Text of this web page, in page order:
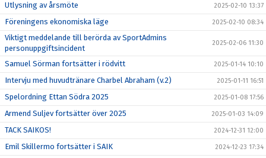
Utlysning av årsmöte 2025-02-10 13:37
Föreningens ekonomiska läge 2025-02-10 08:34
Viktigt meddelande till berörda av SportAdmins
personuppgiftsincident
2025-02-06 11:30
Samuel Sörman fortsätter i rödvitt 2025-01-14 10:10
Intervju med huvudtränare Charbel Abraham (v.2) 2025-01-11 16:51
Spelordning Ettan Södra 2025 2025-01-08 17:56
Armend Suljev fortsätter över 2025 2025-01-03 14:09
TACK SAIKOS! 2024-12-31 12:00
Emil Skillermo fortsätter i SAIK 2024-12-23 17:34